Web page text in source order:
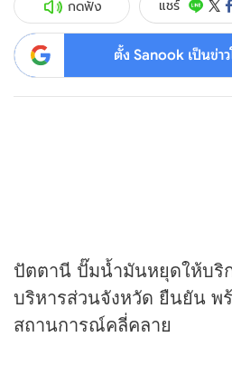
กดฟัง แชร์
ตั้ง Sanook เป็นข่า
ปัตตานี ปั๊มน้ำมันหยุดให้บริ
บริหารส่วนจังหวัด ยืนยัน พ
สถานการณ์คลี่คลาย